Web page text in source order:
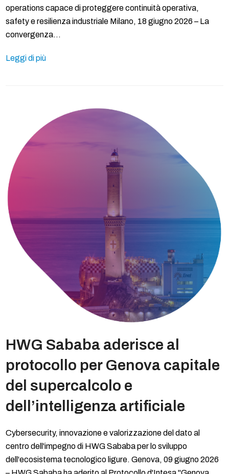
operations capace di proteggere continuità operativa,
safety e resilienza industriale Milano, 18 giugno 2026 – La
convergenza…
Leggi di più
HWG Sababa aderisce al
protocollo per Genova capitale
del supercalcolo e
dell’intelligenza artificiale
Cybersecurity, innovazione e valorizzazione del dato al
centro dell'impegno di HWG Sababa per lo sviluppo
dell'ecosistema tecnologico ligure. Genova, 09 giugno 2026